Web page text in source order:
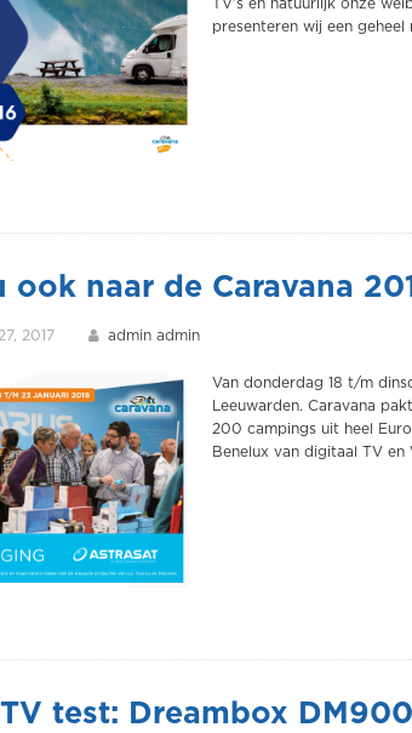
TV’s en natuurlijk onze
presenteren wij een
ook naar de Caravana
2017 admin admin
Van donderdag 18 t/m
Leeuwarden. Caravana
200 campings uit heel
Benelux van digitaal TV
test: Dreambox